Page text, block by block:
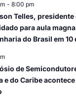
- 8:00 pm
Telles, presidente
para aula
do Brasil em 10
de
e do Caribe